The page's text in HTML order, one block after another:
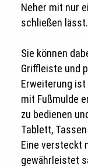
Neher mit nur
schließen lässt.
Sie können
Griffleiste und
Erweiterung
mit Fußmulde
zu bedienen
Tablett,
Eine versteckt
gewährleistet